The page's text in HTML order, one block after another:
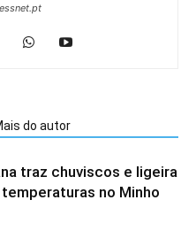
do autor
traz chuviscos e ligeira
no Minho